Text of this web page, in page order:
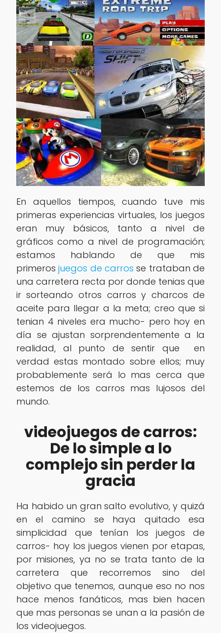
En aquellos tiempos, cuando tuve mis
primeras experiencias virtuales, los juegos
eran muy básicos, tanto a nivel de
gráficos como a nivel de programación;
estamos hablando de que mis
primerosjuegos de carros se trataban de
una carretera recta por donde tenias que
ir sorteando otros carros y charcos de
aceite para llegar a la meta; creo que si
tenian 4 niveles era mucho- pero hoy en
día se ajustan sorprendentemente a la
realidad, al punto de sentir que en
verdad estas montado sobre ellos; muy
probablemente será lo mas cerca que
estemos de los carros mas lujosos del
mundo.
videojuegos de carros:
‎De lo simple a lo
complejo sin perder la
gracia
Ha habido un gran salto evolutivo, y quizá
en el camino se haya quitado esa
simplicidad que tenían los juegos de
carros- hoy los juegos vienen por etapas,
por misiones, ya no se trata tanto de la
carretera que recorremos sino del
objetivo que tenemos, aunque eso no nos
hace menos fanáticos, mas bien hacen
que mas personas se unan a la pasión de
los videojuegos.